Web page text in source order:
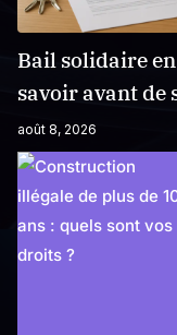
Bail solidaire
savoir avant de
août 8, 2026